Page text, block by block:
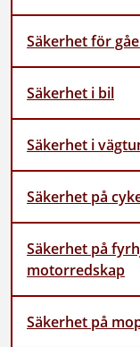
Säkerhet för
Säkerhet i bil
Säkerhet i
Säkerhet på
Säkerhet på
motorredskap
Säkerhet på